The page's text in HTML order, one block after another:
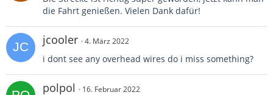
Und nun viel Spaß mit dem
QuickDrive…
die Fahrt genießen. Vielen Dank dafür!
jcooler 4. März 2022
i dont see any overhead wires do i miss something?
polpol 16. Februar 2022